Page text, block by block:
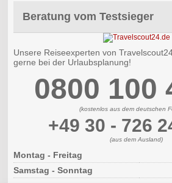
Beratung vom Testsieger
Unsere Reiseexperten von
gerne bei der Urlaubsplanung!
0800 100
(kostenlos aus dem deutschen
+49 30 - 726
(aus dem Ausland)
Montag - Freitag
Samstag - Sonntag